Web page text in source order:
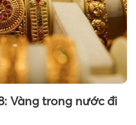
Vàng trong nước đi